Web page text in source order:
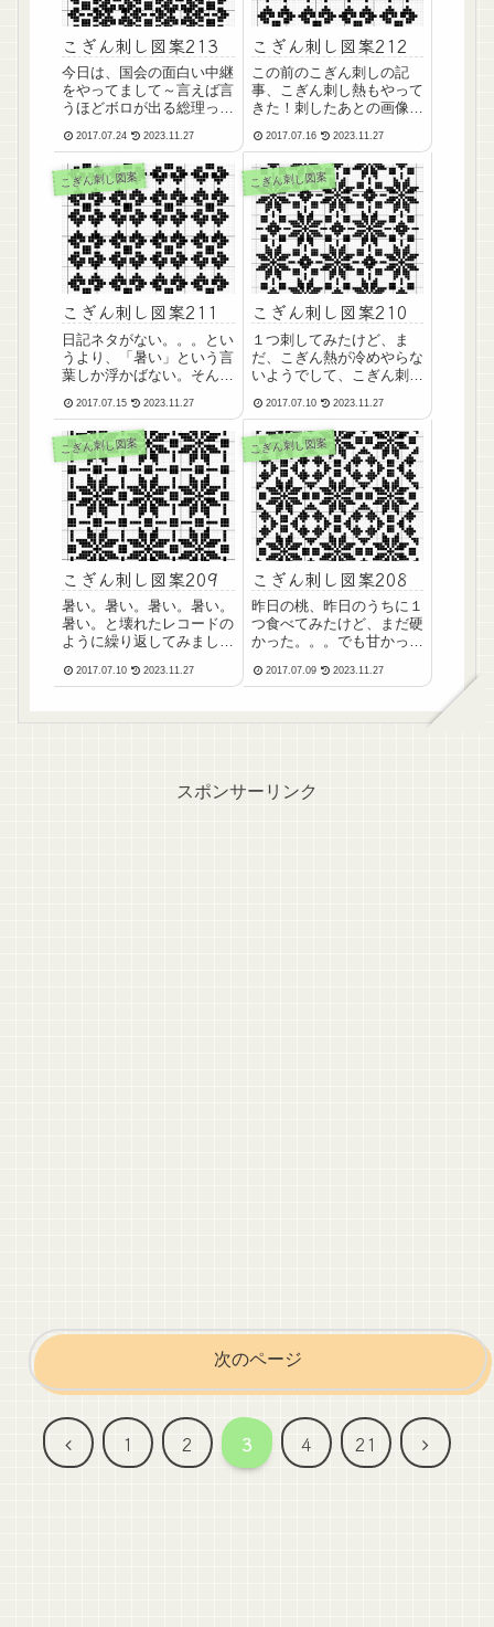
こぎん刺し図案213
今日は、国会の面白い中継
をやってまして～言えば言
うほどボロが出る総理っ
本の政治を任せていること
に、なんだかなーっとか思
うわけですヨ。だからと言
って、野党第１党のあそこ
の党はなんだか勘違いを続
けてるし。両方とも、信用
の...
2017.07.24 2023.11.27
こぎん刺し図案212
この前のこぎん刺しの記
事、こぎん刺し熱もやって
きた！刺したあとの画像を
り、午前中に撮るほうがき
れいに撮れるわよね。。。
(adsbygoogle =
window.adsbygoogle ||
[]).push({});...
2017.07.16 2023.11.27
こぎん刺し図案
こぎん刺し図案211
日記ネタがない。。。とい
うより、「暑い」という言
葉しか浮かばない。そんな
分が落ち込む事も、全部
「暑い」という言葉で脳内
が上書きされてしまう。
「暑さ」っていうのは人間
の気力を奪うのね。こぎん
刺し図案は色々作ってはい
るけ...
2017.07.15 2023.11.27
こぎん刺し図案
こぎん刺し図案210
１つ刺してみたけど、ま
だ、こぎん熱が冷めやらな
いようでして、こぎん刺し
自分がいる。。。さて、ぽ
ちぽちっとな！
(adsbygoogle =
window.adsbygoogle ||
[]).push({});図案20...
2017.07.10 2023.11.27
こぎん刺し図案
こぎん刺し図案209
暑い。暑い。暑い。暑い。
暑い。と壊れたレコードの
ように繰り返してみました
日本とは正反対に、西日本
2017.07.10 2023.11.27
こぎん刺し図案
こぎん刺し図案208
昨日の桃、昨日のうちに１
つ食べてみたけど、まだ硬
かった。。。でも甘かった
３日置いておいて、柔らか
2017.07.09 2023.11.27
スポンサーリンク
次のページ
前
1 2 3 4 21
次